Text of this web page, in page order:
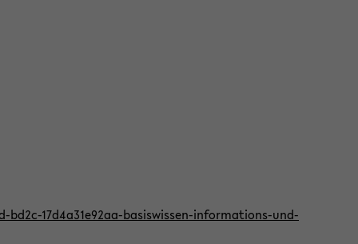
17d4a31e92aa-basiswissen-informations-und-